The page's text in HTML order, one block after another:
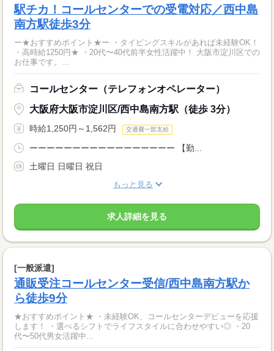
駅チカ！コールセンターでの受電対応／西中島
南方駅徒歩3分
ー★おすすめポイント★ー ・タイピングスキルがあれば未経験OK！
・高時給1250円★ ・20代〜40代前半女性活躍中！ 大阪市淀川区での
お仕事です。...
コールセンター（テレフォンオペレーター）
大阪府大阪市淀川区/西中島南方駅（徒歩 3分）
時給1,250円～1,562円 交通費一部支給
ーーーーーーーーーーーーーーーーー 【勤...
土曜日 日曜日 祝日
もっと見る
求人詳細を見る
[一般派遣]
通販受注コールセンター受信/西中島南方駅か
ら徒歩9分
★おすすめポイント★ ・未経験OK、コールセンターデビューを応援
します！ ・選べるシフトでライフスタイルに合わせやすい◎ ・20
代〜50代男女活躍中...